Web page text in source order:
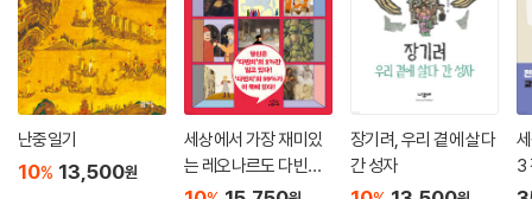
난중일기
10% 13,500원
세상에서 가장 재미있
는 레오나르도 다빈치
이야기
장기려, 우리 곁에 살다
간 성자
3